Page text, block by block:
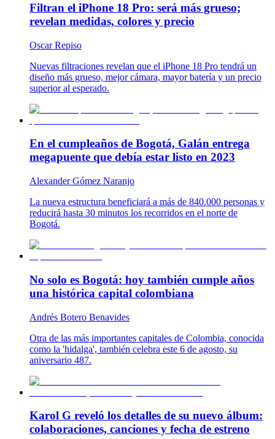
Filtran el iPhone 18 Pro: será más grueso;
revelan medidas, colores y precio
Oscar Repiso
Nuevas filtraciones revelan que el iPhone 18 Pro tendrá un
diseño más grueso, mejor cámara, mayor batería y un precio
superior al esperado.
En el cumpleaños de Bogotá, Galán entrega
megapuente que debía estar listo en 2023
Alexander Gómez Naranjo
La nueva estructura beneficiará a más de 840.000 personas y
reducirá hasta 30 minutos los recorridos en el norte de
Bogotá.
No solo es Bogotá: hoy también cumple años
una histórica capital colombiana
Andrés Botero Benavides
Otra de las más importantes capitales de Colombia, conocida
como la 'hidalga', también celebra este 6 de agosto, su
aniversario 487.
Karol G reveló los detalles de su nuevo álbum:
colaboraciones, canciones y fecha de estreno